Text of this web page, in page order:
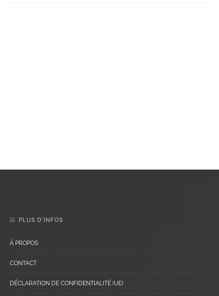
PLUS D’INFOS
À PROPOS
CONTACT
DÉCLARATION DE CONFIDENTIALITÉ (UE)